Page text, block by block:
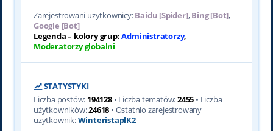
Zarejestrowani użytkownicy:Baidu [Spider],Bing [Bot],
Google [Bot]
Legenda – kolory grup:Administratorzy,
Moderatorzy globalni
STATYSTYKI
Liczba postów: 194128• Liczba tematów:2455 • Liczba
użytkowników:24618 • Ostatnio zarejestrowany
użytkownik:WinteristaplK2